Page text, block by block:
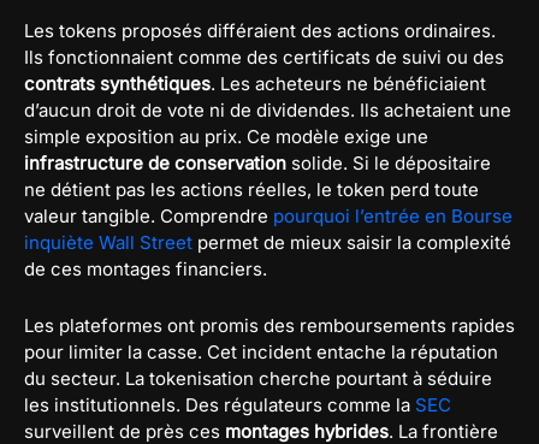
Les tokens proposés différaient des actions ordinaires.
Ils fonctionnaient comme des certificats de suivi ou des
contrats synthétiques. Les acheteurs ne bénéficiaient
d’aucun droit de vote ni de dividendes. Ils achetaient une
simple exposition au prix. Ce modèle exige une
infrastructure de conservation solide. Si le dépositaire
ne détient pas les actions réelles, le token perd toute
valeur tangible. Comprendre pourquoi l’entrée en Bourse
inquiète Wall Street permet de mieux saisir la complexité
de ces montages financiers.
Les plateformes ont promis des remboursements rapides
pour limiter la casse. Cet incident entache la réputation
du secteur. La tokenisation cherche pourtant à séduire
les institutionnels. Des régulateurs comme la SEC
surveillent de près ces montages hybrides. La frontière